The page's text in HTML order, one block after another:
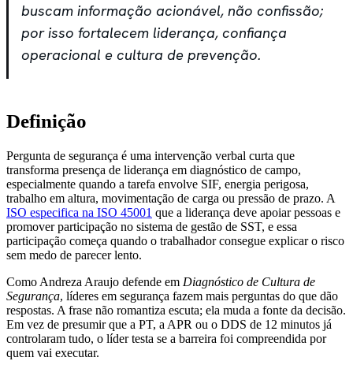
buscam informação acionável, não confissão;
por isso fortalecem liderança, confiança
operacional e cultura de prevenção.
Definição
Pergunta de segurança é uma intervenção verbal curta que
transforma presença de liderança em diagnóstico de campo,
especialmente quando a tarefa envolve SIF, energia perigosa,
trabalho em altura, movimentação de carga ou pressão de prazo. A
ISO especifica na ISO 45001 que a liderança deve apoiar pessoas e
promover participação no sistema de gestão de SST, e essa
participação começa quando o trabalhador consegue explicar o risco
sem medo de parecer lento.
Como Andreza Araujo defende em Diagnóstico de Cultura de
Segurança, líderes em segurança fazem mais perguntas do que dão
respostas. A frase não romantiza escuta; ela muda a fonte da decisão.
Em vez de presumir que a PT, a APR ou o DDS de 12 minutos já
controlaram tudo, o líder testa se a barreira foi compreendida por
quem vai executar.